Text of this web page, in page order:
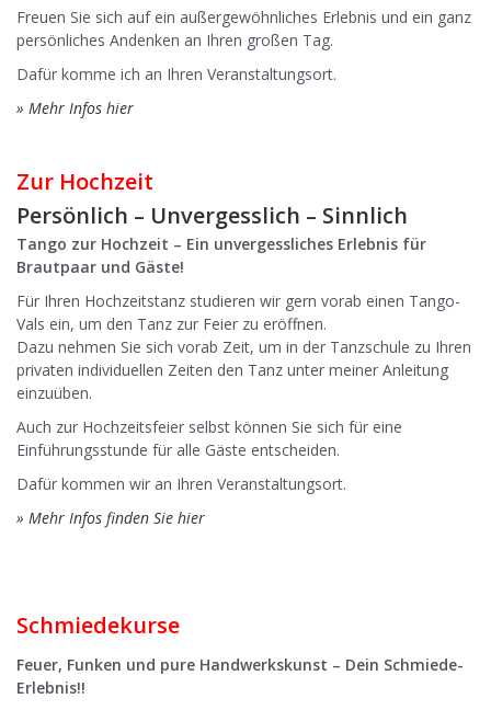
Freuen Sie sich auf ein außergewöhnliches Erlebnis und ein ganz
persönliches Andenken an Ihren großen Tag.
Dafür komme ich an Ihren Veranstaltungsort.
» Mehr Infos hier
Zur Hochzeit
Persönlich – Unvergesslich – Sinnlich
Tango zur Hochzeit – Ein unvergessliches Erlebnis für
Brautpaar und Gäste!
Für Ihren Hochzeitstanz studieren wir gern vorab einen Tango-
Vals ein, um den Tanz zur Feier zu eröffnen.
Dazu nehmen Sie sich vorab Zeit, um in der Tanzschule zu Ihren
privaten individuellen Zeiten den Tanz unter meiner Anleitung
einzuüben.
Auch zur Hochzeitsfeier selbst können Sie sich für eine
Einführungsstunde für alle Gäste entscheiden.
Dafür kommen wir an Ihren Veranstaltungsort.
» Mehr Infos finden Sie hier
Schmiedekurse
Feuer, Funken und pure Handwerkskunst – Dein Schmiede-
Erlebnis!!